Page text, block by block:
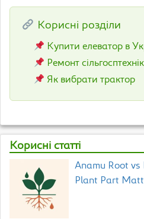
Корисні розділи
Купити елеватор в
Ремонт
Як вибрати трактор
Корисні статті
Anamu Root
Plant Part